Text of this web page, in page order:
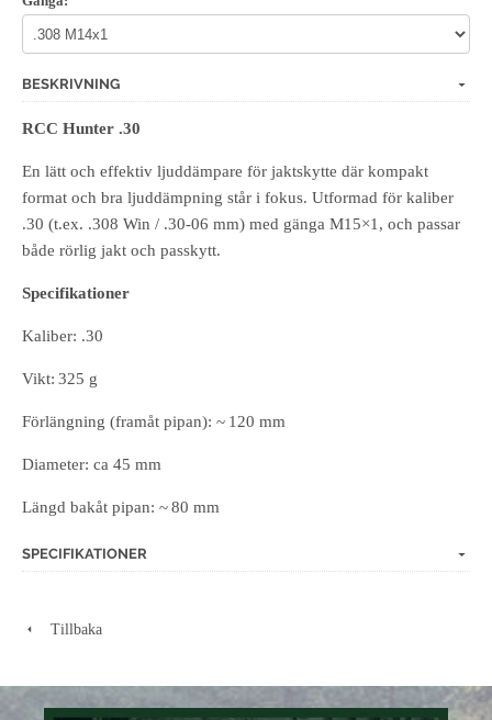
BESKRIVNING
RCC Hunter .30
En lätt och effektiv ljuddämpare för jaktskytte där kompakt
format och bra ljuddämpning står i fokus. Utformad för kaliber
.30 (t.ex. .308 Win / .30-06 mm) med gänga M15×1, och passar
både rörlig jakt och passkytt.
Specifikationer
Kaliber: .30
Vikt: 325 g
Förlängning (framåt pipan): ~ 120 mm
Diameter: ca 45 mm
Längd bakåt pipan: ~ 80 mm
SPECIFIKATIONER
Tillbaka